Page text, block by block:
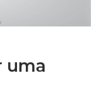
uma